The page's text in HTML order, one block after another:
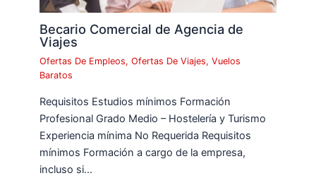
Becario Comercial de Agencia de
Viajes
Ofertas De Empleos,Ofertas De Viajes,Vuelos
Baratos
Requisitos Estudios mínimos Formación
Profesional Grado Medio – Hostelería y Turismo
Experiencia mínima No Requerida Requisitos
mínimos Formación a cargo de la empresa,
incluso si…